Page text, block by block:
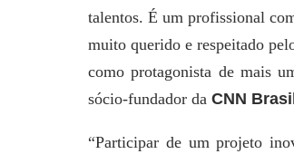
talentos. É um profissional
muito querido e respeitado
como protagonista de mais
sócio-fundador da CNN Brasil
“Participar de um projeto